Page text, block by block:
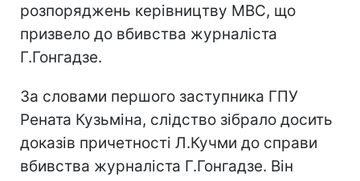
розпоряджень керівництву МВС, що
призвело до вбивства журналіста
Г.Гонгадзе.
За словами першого заступника ГПУ
Рената Кузьміна, слідство зібрало досить
доказів причетності Л.Кучми до справи
вбивства журналіста Г.Гонгадзе. Він